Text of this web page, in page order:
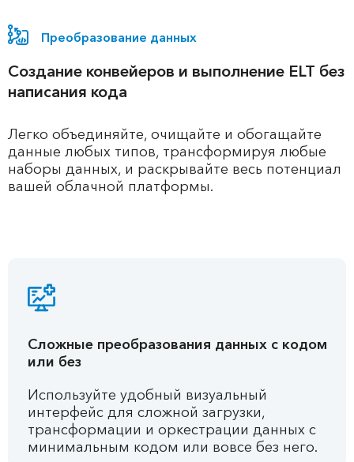
Преобразование данных
Создание конвейеров и выполнение ELT без
написания кода
Легко объединяйте, очищайте и обогащайте
данные любых типов, трансформируя любые
наборы данных, и раскрывайте весь потенциал
вашей облачной платформы.
Сложные преобразования данных с кодом
или без
Используйте удобный визуальный
интерфейс для сложной загрузки,
трансформации и оркестрации данных с
минимальным кодом или вовсе без него.